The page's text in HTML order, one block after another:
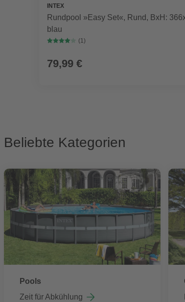
INTEX
Rundpool »Easy Set«, Rund, BxH:
blau
(1)
79,99 €
Beliebte Kategorien
Pools
Zeit für Abkühlung